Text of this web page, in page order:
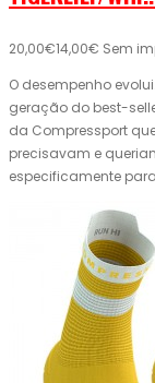
20,00€14,00€ Sem
O desempenho
geração do best-
da Compressport
precisavam e
especificamente